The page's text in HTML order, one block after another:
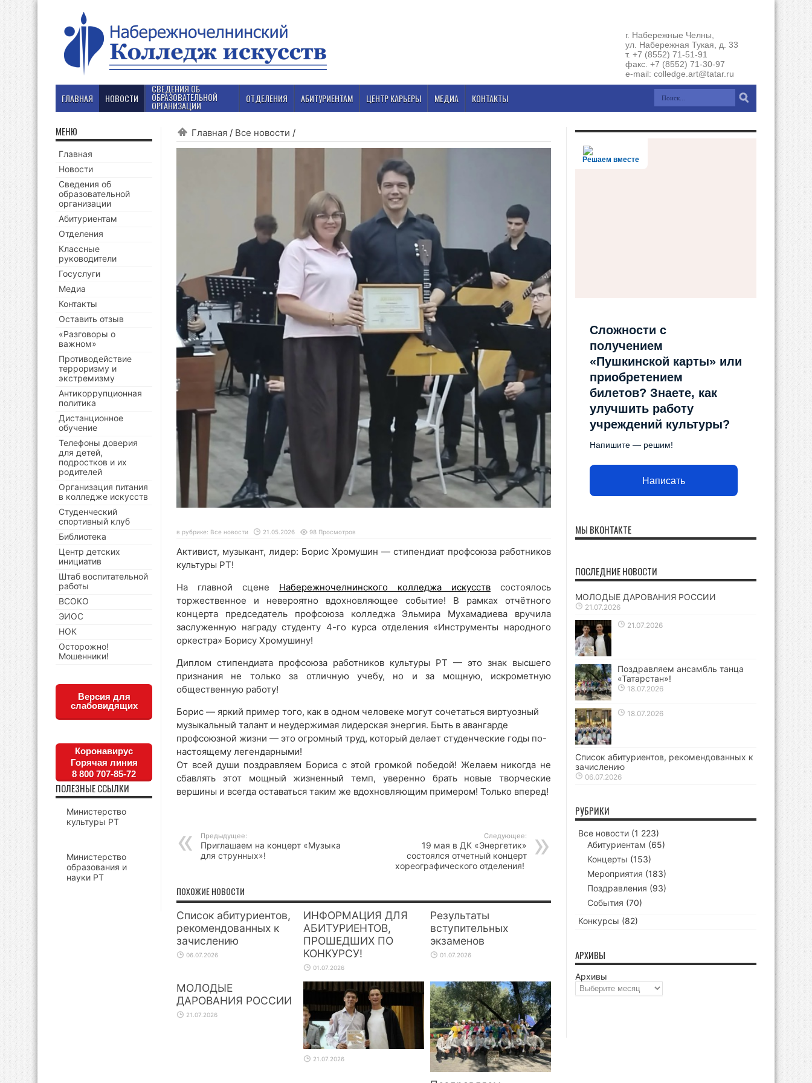
г. Набережные Челны,
ул. Набережная Тукая, д. 33
т. +7 (8552) 71-51-91
факс. +7 (8552) 71-30-97
e-mail: colledge.art@tatar.ru
ГЛАВНАЯ НОВОСТИ
СВЕДЕНИЯ ОБ
ОБРАЗОВАТЕЛЬНОЙ
ОРГАНИЗАЦИИ
ОТДЕЛЕНИЯ АБИТУРИЕНТАМ ЦЕНТР КАРЬЕРЫ МЕДИА КОНТАКТЫ
Главная / Все новости /
в рубрике: Все новости 21.05.2026 98 Просмотров
Активист, музыкант, лидер: Борис Хромушин — стипендиат профсоюза работников
культуры РТ!
На главной сцене Набережночелнинского колледжа искусств состоялось
торжественное и невероятно вдохновляющее событие! В рамках отчётного
концерта председатель профсоюза колледжа Эльмира Мухамадиева вручила
заслуженную награду студенту 4-го курса отделения «Инструменты народного
оркестра» Борису Хромушину!
Диплом стипендиата профсоюза работников культуры РТ — это знак высшего
признания не только за отличную учебу, но и за мощную, искрометную
общественную работу!
Борис — яркий пример того, как в одном человеке могут сочетаться виртуозный
музыкальный талант и неудержимая лидерская энергия. Быть в авангарде
профсоюзной жизни — это огромный труд, который делает студенческие годы по-
настоящему легендарными!
От всей души поздравляем Бориса с этой громкой победой! Желаем никогда не
сбавлять этот мощный жизненный темп, уверенно брать новые творческие
вершины и всегда оставаться таким же вдохновляющим примером! Только вперед!
Предыдущее:
Приглашаем на концерт «Музыка
для струнных»!
Следующее:
19 мая в ДК «Энергетик»
состоялся отчетный концерт
хореографического отделения!
ПОХОЖИЕ НОВОСТИ
Список абитуриентов,
рекомендованных к
зачислению
06.07.2026
ИНФОРМАЦИЯ ДЛЯ
АБИТУРИЕНТОВ,
ПРОШЕДШИХ ПО
КОНКУРСУ!
01.07.2026
Результаты
вступительных
экзаменов
01.07.2026
МОЛОДЫЕ
ДАРОВАНИЯ РОССИИ
21.07.2026
21.07.2026
МЕНЮ
Главная
Новости
Сведения об
образовательной
организации
Абитуриентам
Отделения
Классные
руководители
Госуслуги
Медиа
Контакты
Оставить отзыв
«Разговоры о
важном»
Противодействие
терроризму и
экстремизму
Антикоррупционная
политика
Дистанционное
обучение
Телефоны доверия
для детей,
подростков и их
родителей
Организация питания
в колледже искусств
Студенческий
спортивный клуб
Библиотека
Центр детских
инициатив
Штаб воспитательной
работы
ВСОКО
ЭИОС
НОК
Осторожно!
Мошенники!
Версия для
слабовидящих
Коронавирус
Горячая линия
8 800 707-85-72
ПОЛЕЗНЫЕ ССЫЛКИ
Министерство
культуры РТ
Министерство
образования и
науки РТ
Решаем вместе
Сложности с
получением
«Пушкинской карты» или
приобретением
билетов? Знаете, как
улучшить работу
учреждений культуры?
Напишите — решим!
Написать
МЫ ВКОНТАКТЕ
ПОСЛЕДНИЕ НОВОСТИ
МОЛОДЫЕ ДАРОВАНИЯ РОССИИ
21.07.2026
21.07.2026
Поздравляем ансамбль танца
«Татарстан»!
18.07.2026
18.07.2026
Список абитуриентов, рекомендованных к
зачислению
06.07.2026
РУБРИКИ
Все новости (1 223)
Абитуриентам (65)
Концерты (153)
Мероприятия (183)
Поздравления (93)
События (70)
Конкурсы (82)
АРХИВЫ
Архивы